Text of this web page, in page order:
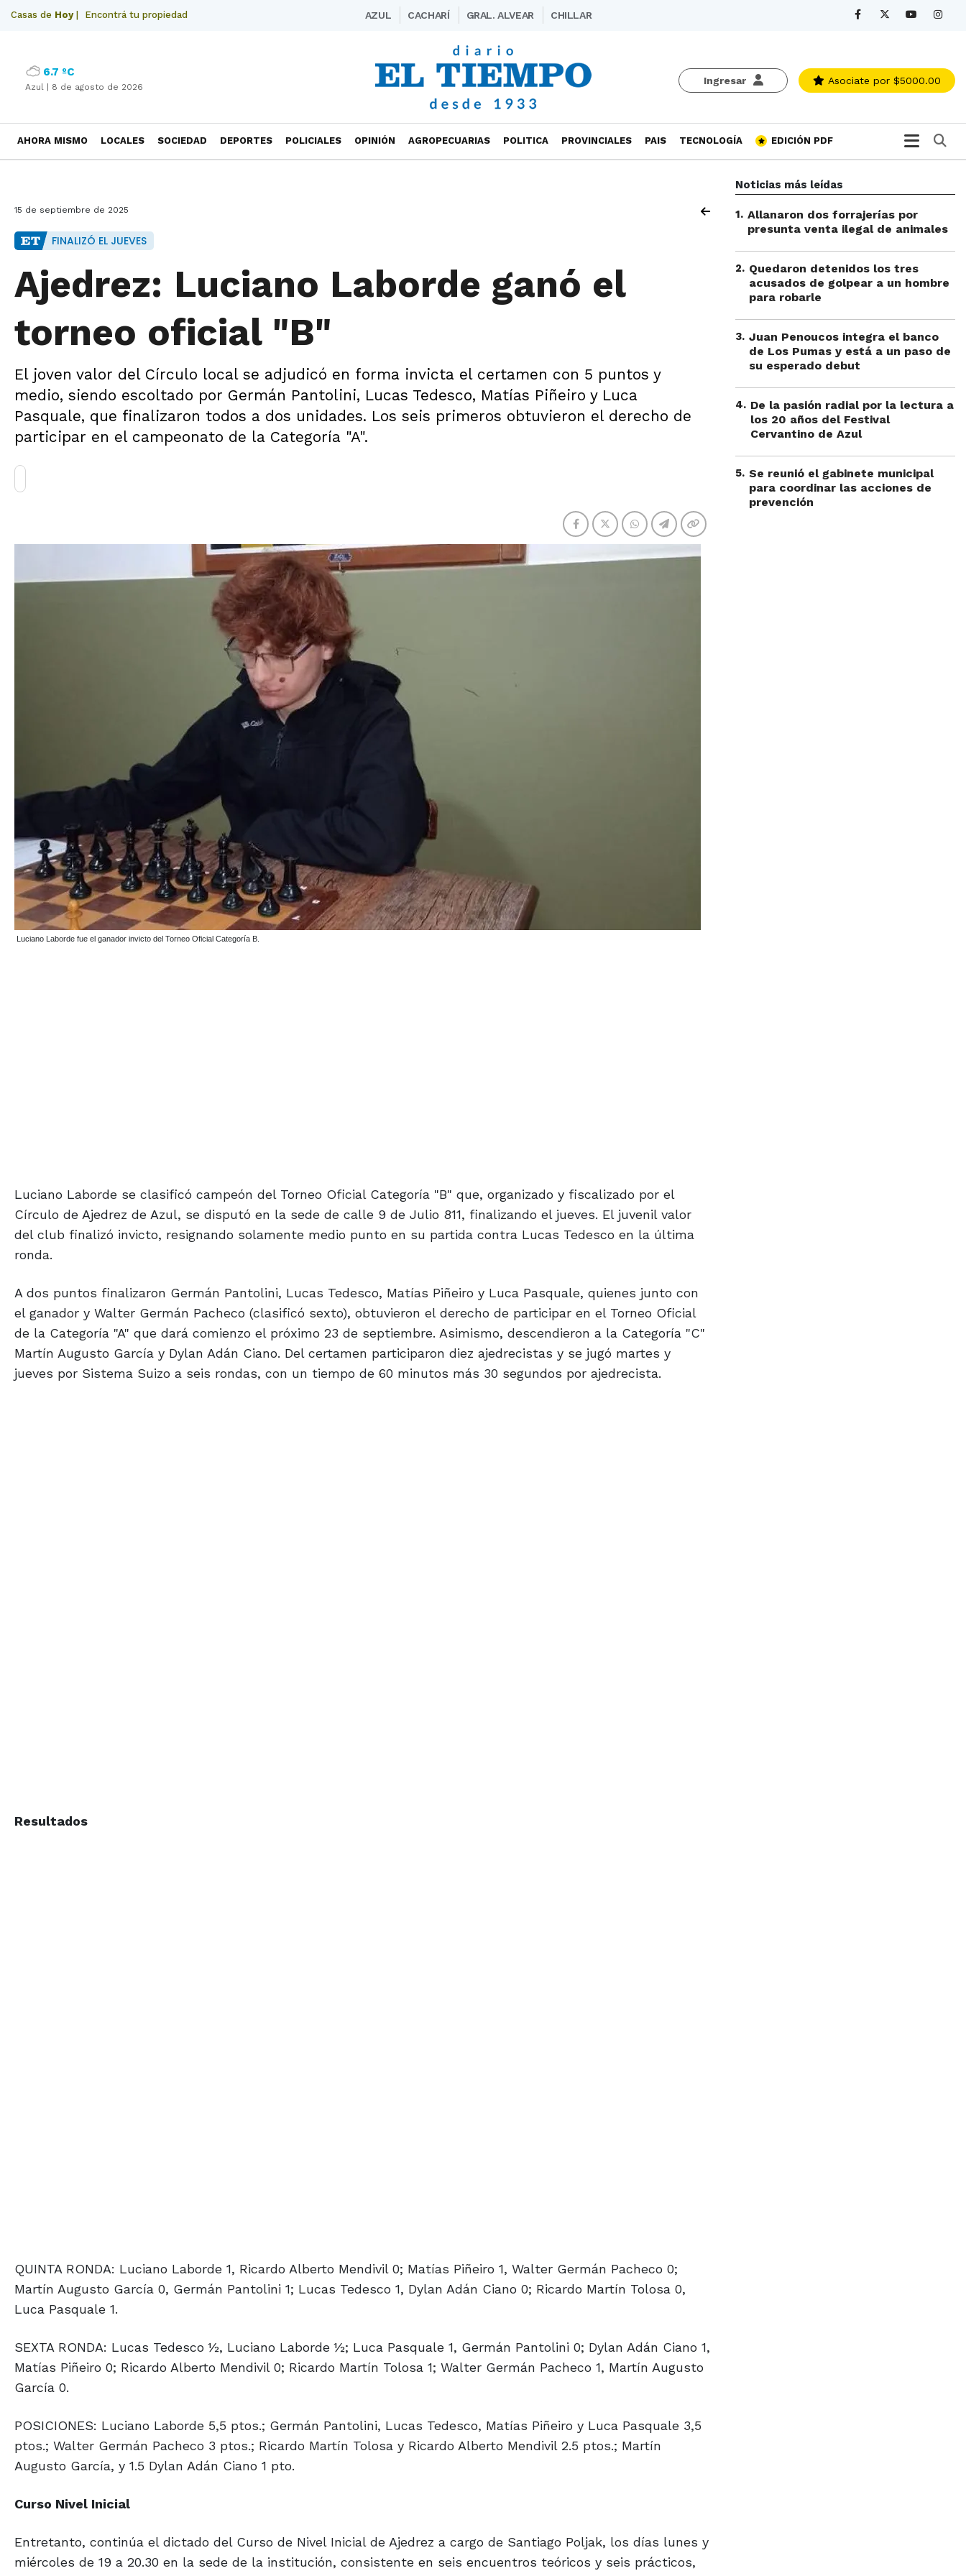
Casas de Hoy| Encontrá tu propiedad AZUL CACHARÍ GRAL. ALVEAR CHILLAR
Ingresar Asociate por $5000.00
6.7 ºC
Azul | 8 de agosto de 2026
AHORA MISMO LOCALES SOCIEDAD DEPORTES POLICIALES OPINIÓN AGROPECUARIAS POLITICA PROVINCIALES PAIS TECNOLOGÍA EDICIÓN PDF
15 de septiembre de 2025
FINALIZÓ EL JUEVES
Ajedrez: Luciano Laborde ganó el
torneo oficial "B"
El joven valor del Círculo local se adjudicó en forma invicta el certamen con 5 puntos y
medio, siendo escoltado por Germán Pantolini, Lucas Tedesco, Matías Piñeiro y Luca
Pasquale, que finalizaron todos a dos unidades. Los seis primeros obtuvieron el derecho de
participar en el campeonato de la Categoría "A".
Luciano Laborde fue el ganador invicto del Torneo Oficial Categoría B.
Luciano Laborde se clasificó campeón del Torneo Oficial Categoría "B" que, organizado y fiscalizado por el
Círculo de Ajedrez de Azul, se disputó en la sede de calle 9 de Julio 811, finalizando el jueves. El juvenil valor
del club finalizó invicto, resignando solamente medio punto en su partida contra Lucas Tedesco en la última
ronda.
A dos puntos finalizaron Germán Pantolini, Lucas Tedesco, Matías Piñeiro y Luca Pasquale, quienes junto con
el ganador y Walter Germán Pacheco (clasificó sexto), obtuvieron el derecho de participar en el Torneo Oficial
de la Categoría "A" que dará comienzo el próximo 23 de septiembre. Asimismo, descendieron a la Categoría "C"
Martín Augusto García y Dylan Adán Ciano. Del certamen participaron diez ajedrecistas y se jugó martes y
jueves por Sistema Suizo a seis rondas, con un tiempo de 60 minutos más 30 segundos por ajedrecista.
Resultados
QUINTA RONDA: Luciano Laborde 1, Ricardo Alberto Mendivil 0; Matías Piñeiro 1, Walter Germán Pacheco 0;
Martín Augusto García 0, Germán Pantolini 1; Lucas Tedesco 1, Dylan Adán Ciano 0; Ricardo Martín Tolosa 0,
Luca Pasquale 1.
SEXTA RONDA: Lucas Tedesco ½, Luciano Laborde ½; Luca Pasquale 1, Germán Pantolini 0; Dylan Adán Ciano 1,
Matías Piñeiro 0; Ricardo Alberto Mendivil 0; Ricardo Martín Tolosa 1; Walter Germán Pacheco 1, Martín Augusto
García 0.
POSICIONES: Luciano Laborde 5,5 ptos.; Germán Pantolini, Lucas Tedesco, Matías Piñeiro y Luca Pasquale 3,5
ptos.; Walter Germán Pacheco 3 ptos.; Ricardo Martín Tolosa y Ricardo Alberto Mendivil 2.5 ptos.; Martín
Augusto García, y 1.5 Dylan Adán Ciano 1 pto.
Curso Nivel Inicial
Entretanto, continúa el dictado del Curso de Nivel Inicial de Ajedrez a cargo de Santiago Poljak, los días lunes y
miércoles de 19 a 20.30 en la sede de la institución, consistente en seis encuentros teóricos y seis prácticos,
Noticias más leídas
1. Allanaron dos forrajerías por
presunta venta ilegal de animales
2. Quedaron detenidos los tres
acusados de golpear a un hombre
para robarle
3. Juan Penoucos integra el banco
de Los Pumas y está a un paso de
su esperado debut
4. De la pasión radial por la lectura a
los 20 años del Festival
Cervantino de Azul
5. Se reunió el gabinete municipal
para coordinar las acciones de
prevención